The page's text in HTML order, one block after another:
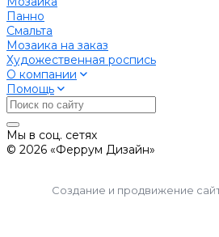
Панно
Смальта
Мозаика на заказ
Художественная роспись
О компании
Помощь
Мы в соц. сетях
© 2026 «Феррум Дизайн»
Создание и продвижение